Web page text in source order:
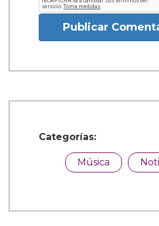
Publicar
Categorías:
Música